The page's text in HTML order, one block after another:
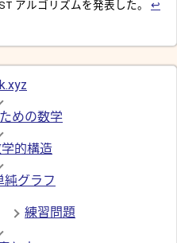
アルゴリズムを発表した。 ↩︎
めの数学
的構造
純グラフ
練習問題